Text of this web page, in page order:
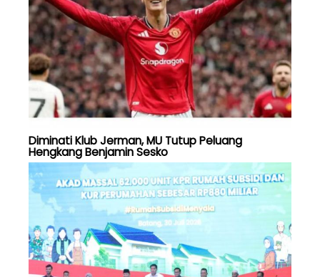
Diminati Klub Jerman, MU Tutup Peluang
Hengkang Benjamin Sesko